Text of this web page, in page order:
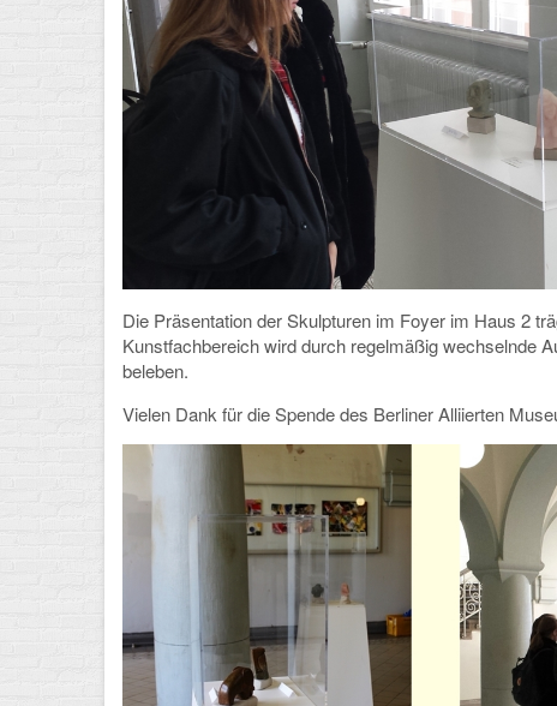
Die Präsentation der Skulpturen im Foyer im Haus 2
Kunstfachbereich wird durch regelmäßig wechselnde
beleben.
Vielen Dank für die Spende des Berliner Alliierten